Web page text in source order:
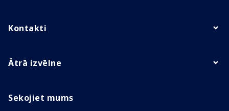
Kontakti
Ātrā izvēlne
Sekojiet mums